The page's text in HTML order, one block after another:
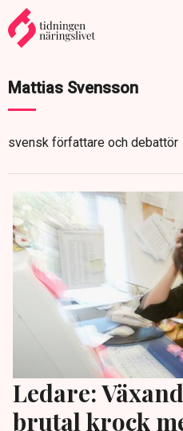
Mattias Svensson
svensk författare och debattör
Ledare:
brutal krock